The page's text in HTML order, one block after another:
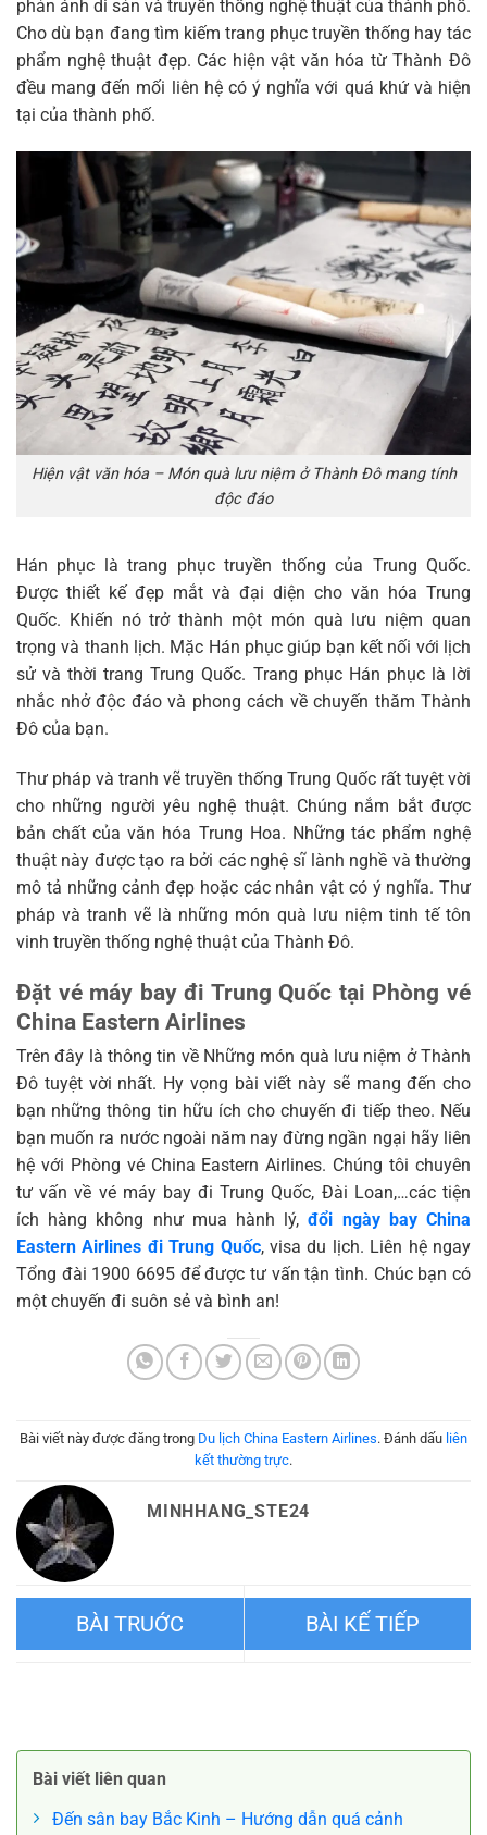
phản ánh di sản và truyền thống nghệ thuật của thành phố.
Cho dù bạn đang tìm kiếm trang phục truyền thống hay tác
phẩm nghệ thuật đẹp. Các hiện vật văn hóa từ Thành Đô
đều mang đến mối liên hệ có ý nghĩa với quá khứ và hiện
tại của thành phố.
Hiện vật văn hóa – Món quà lưu niệm ở Thành Đô mang tính
độc đáo
Hán phục là trang phục truyền thống của Trung Quốc.
Được thiết kế đẹp mắt và đại diện cho văn hóa Trung
Quốc. Khiến nó trở thành một món quà lưu niệm quan
trọng và thanh lịch. Mặc Hán phục giúp bạn kết nối với lịch
sử và thời trang Trung Quốc. Trang phục Hán phục là lời
nhắc nhở độc đáo và phong cách về chuyến thăm Thành
Đô của bạn.
Thư pháp và tranh vẽ truyền thống Trung Quốc rất tuyệt vời
cho những người yêu nghệ thuật. Chúng nắm bắt được
bản chất của văn hóa Trung Hoa. Những tác phẩm nghệ
thuật này được tạo ra bởi các nghệ sĩ lành nghề và thường
mô tả những cảnh đẹp hoặc các nhân vật có ý nghĩa. Thư
pháp và tranh vẽ là những món quà lưu niệm tinh tế tôn
vinh truyền thống nghệ thuật của Thành Đô.
Đặt vé máy bay đi Trung Quốc tại Phòng vé
China Eastern Airlines
Trên đây là thông tin về Những món quà lưu niệm ở Thành
Đô tuyệt vời nhất. Hy vọng bài viết này sẽ mang đến cho
bạn những thông tin hữu ích cho chuyến đi tiếp theo. Nếu
bạn muốn ra nước ngoài năm nay đừng ngần ngại hãy liên
hệ với Phòng vé China Eastern Airlines. Chúng tôi chuyên
tư vấn về vé máy bay đi Trung Quốc, Đài Loan,…các tiện
ích hàng không như mua hành lý,đổi ngày bay China
Eastern Airlines đi Trung Quốc, visa du lịch. Liên hệ ngay
Tổng đài 1900 6695 để được tư vấn tận tình. Chúc bạn có
một chuyến đi suôn sẻ và bình an!
Bài viết này được đăng trong Du lịch China Eastern Airlines. Đánh dấu liên
kết thường trực.
MINHHANG_STE24
sống nhất nước Đức”?
Bài viết liên quan
Đến sân bay Bắc Kinh – Hướng dẫn quá cảnh